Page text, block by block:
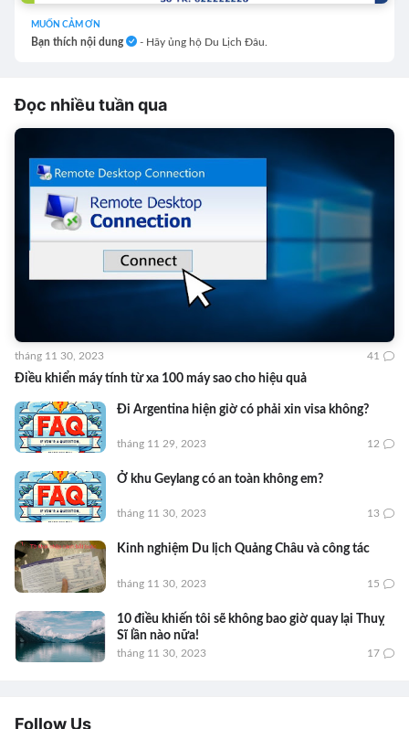
MUỐN CẢM ƠN
Bạn thích nội dung - Hãy ủng hộ Du Lịch Đâu.
Đọc nhiều tuần qua
Điều khiển máy tính từ xa 100 máy sao cho hiệu quả
tháng 11 30, 2023 41
Đi Argentina hiện giờ có phải xin visa không?
tháng 11 29, 2023 12
Ở khu Geylang có an toàn không em?
tháng 11 30, 2023 13
Kinh nghiệm Du lịch Quảng Châu và công tác
tháng 11 30, 2023 15
10 điều khiến tôi sẽ không bao giờ quay lại Thuỵ
Sĩ lần nào nữa!
tháng 11 30, 2023 17
Follow Us